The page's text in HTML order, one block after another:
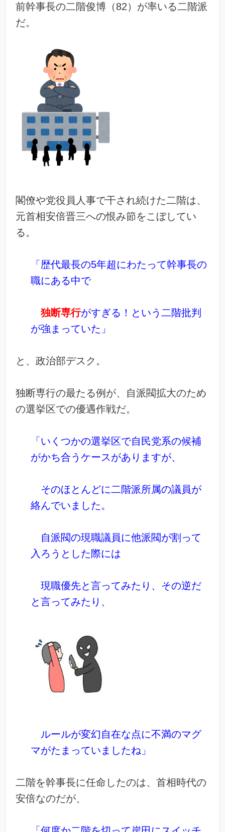
前幹事長の二階俊博（82）が率いる二階派
だ。
閣僚や党役員人事で干され続けた二階は、
元首相安倍晋三への恨み節をこぼしてい
る。
「歴代最長の5年超にわたって幹事長の
職にある中で
独断専行がすぎる！という二階批判
が強まっていた」
と、政治部デスク。
独断専行の最たる例が、自派閥拡大のため
の選挙区での優遇作戦だ。
「いくつかの選挙区で自民党系の候補
がかち合うケースがありますが、
そのほとんどに二階派所属の議員が
絡んでいました。
自派閥の現職議員に他派閥が割って
入ろうとした際には
現職優先と言ってみたり、その逆だ
と言ってみたり、
ルールが変幻自在な点に不満のマグ
マがたまっていましたね」
二階を幹事長に任命したのは、首相時代の
安倍なのだが、